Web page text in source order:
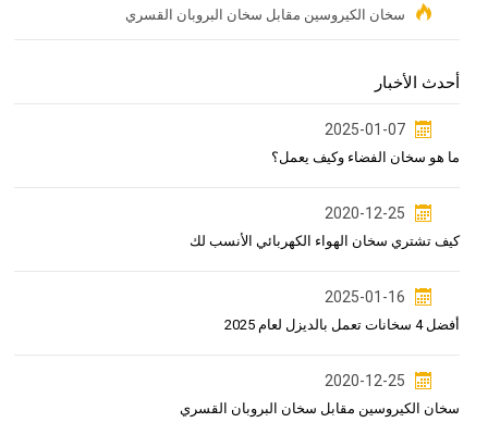
سخان الكيروسين مقابل سخان البروبان القسري
أحدث الأخبار
2025-01-07
ما هو سخان الفضاء وكيف يعمل؟
2020-12-25
كيف تشتري سخان الهواء الكهربائي الأنسب لك
2025-01-16
أفضل 4 سخانات تعمل بالديزل لعام 2025
2020-12-25
سخان الكيروسين مقابل سخان البروبان القسري